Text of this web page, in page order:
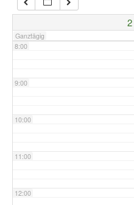
2
Ganztägig
7:00
8:00
9:00
10:00
11:00
12:00